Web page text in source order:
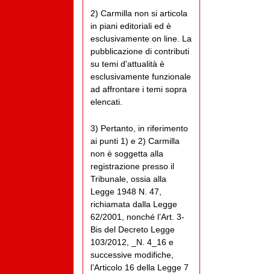
2) Carmilla non si articola
in piani editoriali ed è
esclusivamente on line. La
pubblicazione di contributi
su temi d'attualità è
esclusivamente funzionale
ad affrontare i temi sopra
elencati.
3) Pertanto, in riferimento
ai punti 1) e 2) Carmilla
non è soggetta alla
registrazione presso il
Tribunale, ossia alla
Legge 1948 N. 47,
richiamata dalla Legge
62/2001, nonché l’Art. 3-
Bis del Decreto Legge
103/2012, _N. 4_16 e
successive modifiche,
l’Articolo 16 della Legge 7